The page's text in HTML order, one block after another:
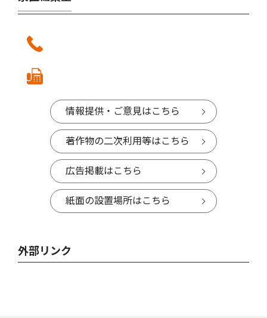
情報提供・ご意見はこちら
著作物の二次利用等はこちら
広告掲載はこちら
紙面の設置場所はこちら
外部リンク